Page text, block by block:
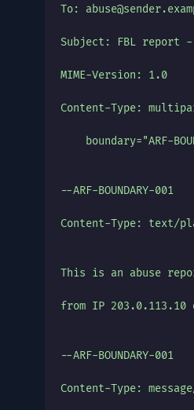
To:
Subject: FBL report
MIME-Version: 1.0
Content-Type:
boundary="ARF-
--ARF-BOUNDARY-001
Content-Type: text/
This is an abuse
from IP 203.0.113.10
--ARF-BOUNDARY-001
Content-Type: